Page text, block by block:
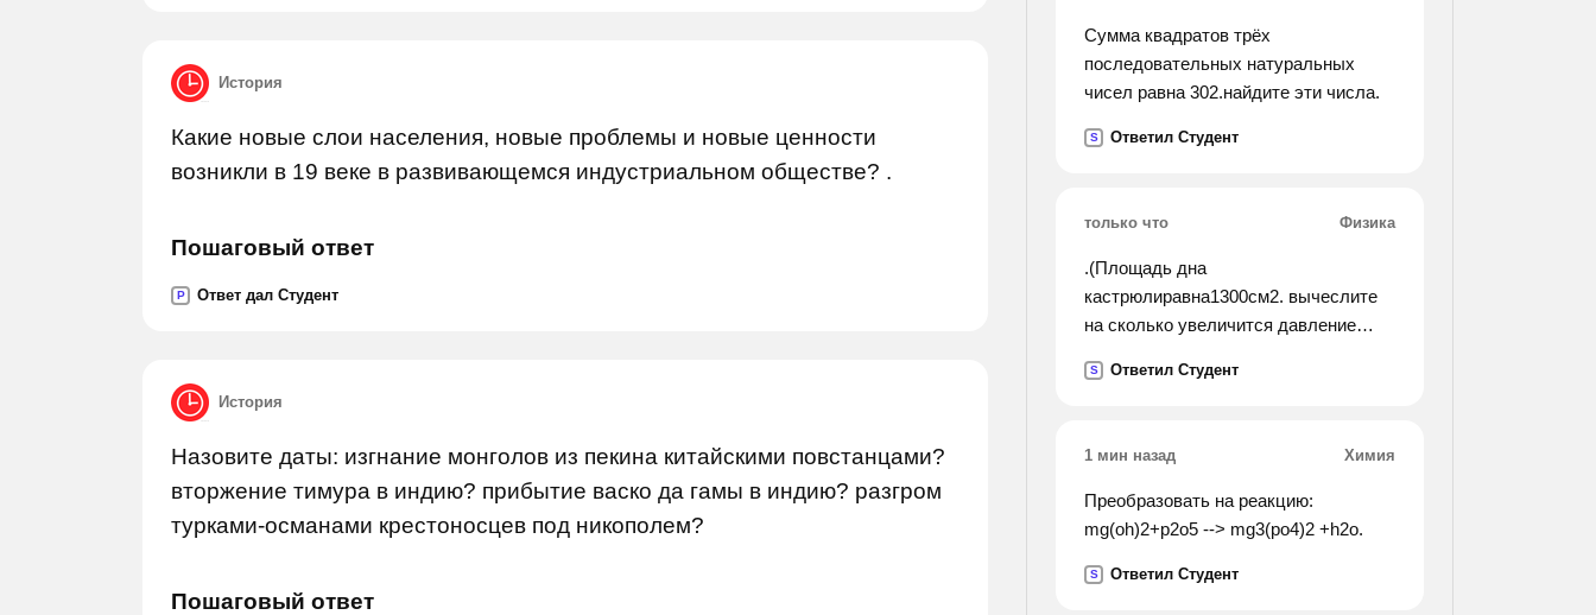
История
Какие новые слои населения, новые проблемы и новые ценности
возникли в 19 веке в развивающемся индустриальном обществе? .
Пошаговый ответ
P Ответ дал Студент
История
Назовите даты: изгнание монголов из пекина китайскими повстанцами?
вторжение тимура в индию? прибытие васко да гамы в индию? разгром
турками-османами крестоносцев под никополем?
Пошаговый ответ
Сумма квадратов трёх
последовательных натуральных
чисел равна 302.найдите эти числа.
S Ответил Студент
только что Физика
.(Площадь дна
кастрюлиравна1300см2. вычеслите
на сколько увеличится давление
воду объемом3,9л.).
S Ответил Студент
1 мин назад Химия
Преобразовать на реакцию:
mg(oh)2+p2o5 --> mg3(po4)2 +h2o.
S Ответил Студент